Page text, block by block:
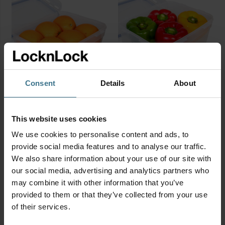
Consent Details About
This website uses cookies
We use cookies to personalise content and ads, to
provide social media features and to analyse our traffic.
We also share information about your use of our site with
our social media, advertising and analytics partners who
may combine it with other information that you’ve
provided to them or that they’ve collected from your use
of their services.
aantal
Afmetingen: 26.5 × 19.0 × 9.4
BPA vrij
€9.95
Stapelbare
vershouddoos
3000
ml
aantal
BPA vrij
€ 11.95
Stapelbare
vershouddoos
4400
ml